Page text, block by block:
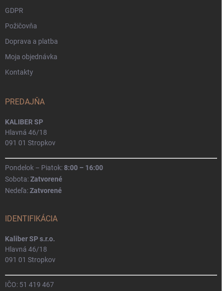
GDPR
Požičovňa
Doprava a platba
Moja objednávka
Kontakty
PREDAJŇA
KALIBER SP
Hlavná 46/18
091 01 Stropkov
Pondelok – Piatok:8:00 – 16:00
Sobota:Zatvorené
Nedeľa:Zatvorené
IDENTIFIKÁCIA
Kaliber SP s.r.o.
Hlavná 46/18
091 01 Stropkov
IČO: 51 419 467